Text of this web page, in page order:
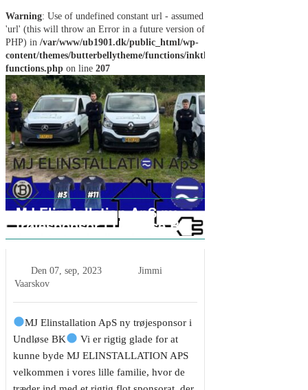
Warning: Use of undefined constant url - assumed
'url' (this will throw an Error in a future version of
PHP) in /var/www/ub1901.dk/public_html/wp-
content/themes/butterbellytheme/functions/inkthemes-
functions.php on line 207
MJ Elinstallation ApS ny
trøjesponsor i Undløse BK
Den 07, sep, 2023
Jimmi
Vaarskov
MJ Elinstallation ApS ny trøjesponsor i
Undløse BK
Vi er rigtig glade for at
kunne byde MJ ELINSTALLATION APS
velkommen i vores lille familie, hvor de